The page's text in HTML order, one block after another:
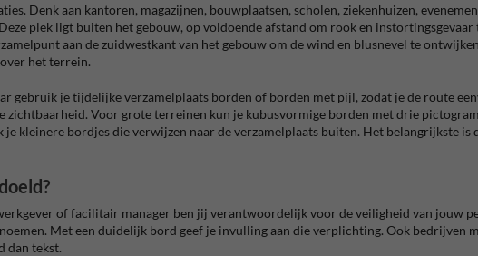
Denk aan kantoren, magazijnen, bouwplaatsen, scholen, ziekenhuizen,
plek ligt buiten het gebouw, op voldoende afstand om rook en
aan de zuidwestkant van het gebouw om de wind en blusnevel te
het terrein.
gebruik je tijdelijke verzamelplaats borden of borden met pijl, zodat je de route
zichtbaarheid. Voor grote terreinen kun je kubusvormige borden met drie
kleinere bordjes die verwijzen naar de verzamelplaats buiten. Het belangrijkste
of facilitair manager ben jij verantwoordelijk voor de veiligheid van jouw
Met een duidelijk bord geef je invulling aan die verplichting. Ook bedrijven
dan tekst.